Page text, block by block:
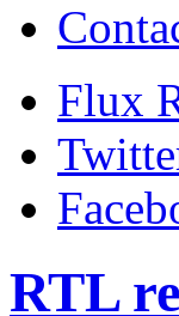
Flux
RTL